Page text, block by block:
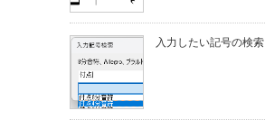
入力したい記号の検索